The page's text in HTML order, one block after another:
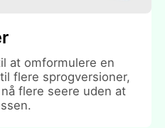
at omformulere en
flere sprogversioner,
flere seere uden at